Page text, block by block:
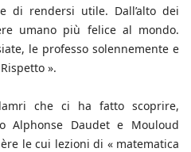
di rendersi utile. Dall’alto dei
umano più felice al mondo.
le professo solennemente e
».
che ci ha fatto scoprire,
Alphonse Daudet e Mouloud
le cui lezioni di « matematica